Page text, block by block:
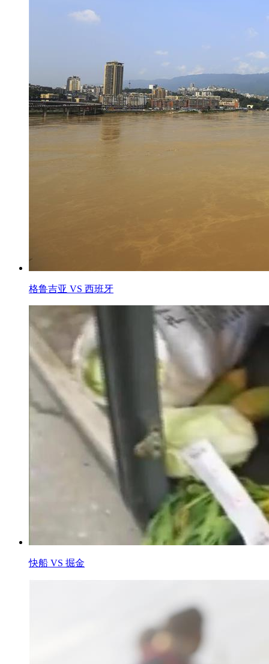
格鲁吉亚 VS 西班牙
快船 VS 掘金